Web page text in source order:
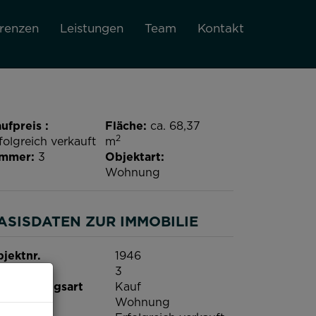
Leistungen Team Kontakt
verkauft
Fläche ca. 68,37
m2
3
Objektart
Wohnung
ZUR IMMOBILIE
1946
3
Kauf
Wohnung